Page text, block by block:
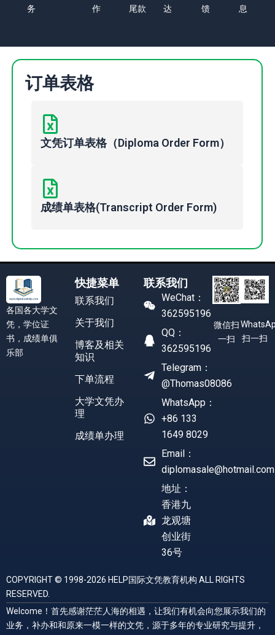
务
作
尾款
达
馈
息
订单表格
文凭订单表格（Diploma Order Form）
成绩单表格(Transcript Order Form)
各国各大学文
凭，学位证
书，成绩单俱
乐部
快捷菜单
联系我们
关于我们
博客及相关
知识
下单流程
大学文凭办
理
成绩单办理
联系我们
WeChat：
362595196
QQ：
362595196
Telegram：
@Thomas08086
WhatsApp：
+86 133
1649 8029
Email：
diplomasale@hotmail.com
地址：
香港九
龙观塘
创业街
36号
微信扫
一扫
扫一扫
COPYRIGHT © 1998-2026 HELP国际文凭教育机构 ALL RIGHTS
RESERVED.
Welcome！首先感谢茫茫人海的相遇，让我们有机会向您展示我们的
业务，补办和和原来一模一样的文凭，源于多年的专业研究与提升，